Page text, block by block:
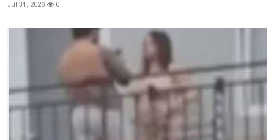
Jul 31, 2026 0